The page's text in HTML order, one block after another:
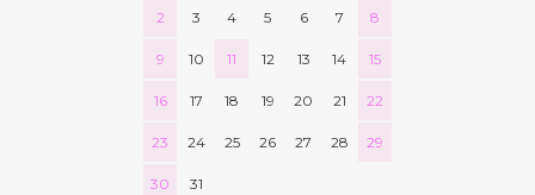
2 3 4 5 6 7 8
9 10 11 12 13 14 15
16 17 18 19 20 21 22
23 24 25 26 27 28 29
30 31